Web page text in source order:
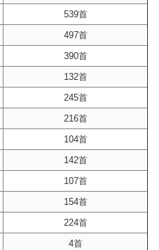
539首
497首
390首
132首
245首
216首
104首
142首
107首
154首
224首
4首